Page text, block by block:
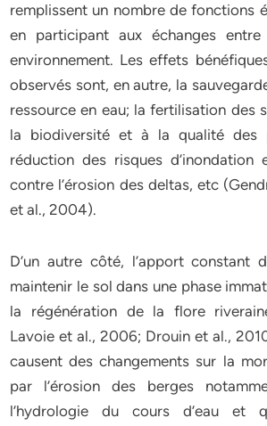
remplissent un nombre de fonctions
en participant aux échanges
environnement. Les effets
observés sont, en autre, la
ressource en eau; la fertilisation des
la biodiversité et à la qualité des
réduction des risques
contre l’érosion des deltas, etc
et al., 2004).
D’un autre côté, l’apport constant
maintenir le sol dans une phase
la régénération de la flore
Lavoie et al., 2006; Drouin et al.,
causent des changements sur la
par l’érosion des berges
l’hydrologie du cours d’eau et